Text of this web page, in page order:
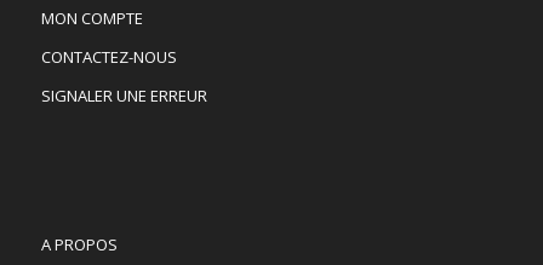
MON COMPTE
CONTACTEZ-NOUS
SIGNALER UNE ERREUR
A PROPOS